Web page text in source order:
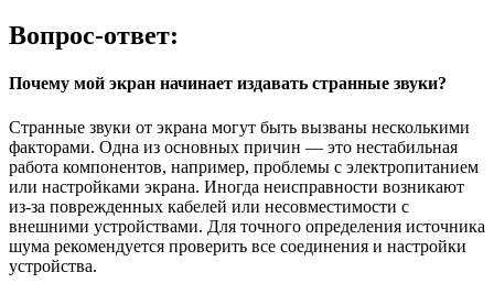
Вопрос-ответ:
Почему мой экран начинает издавать странные звуки?
Странные звуки от экрана могут быть вызваны несколькими
факторами. Одна из основных причин — это нестабильная
работа компонентов, например, проблемы с электропитанием
или настройками экрана. Иногда неисправности возникают
из-за поврежденных кабелей или несовместимости с
внешними устройствами. Для точного определения источника
шума рекомендуется проверить все соединения и настройки
устройства.